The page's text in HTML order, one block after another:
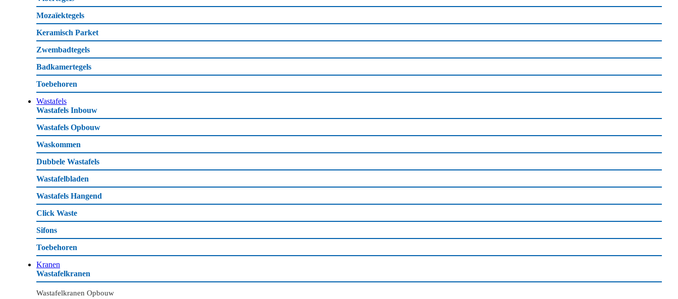
Mozaïektegels
Keramisch Parket
Zwembadtegels
Badkamertegels
Toebehoren
Wastafels
Wastafels Inbouw
Wastafels Opbouw
Waskommen
Dubbele Wastafels
Wastafelbladen
Wastafels Hangend
Click Waste
Sifons
Toebehoren
Kranen
Wastafelkranen
Wastafelkranen Opbouw